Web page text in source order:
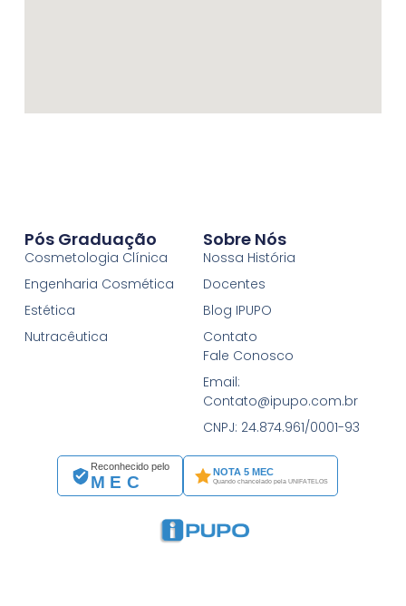
Reconhecido pelo
MEC
NOTA 5 MEC
Quando chancelado pela UNIFATELOS
Pós Graduação
Cosmetologia Clínica
Engenharia Cosmética
Estética
Nutracêutica
Sobre Nós
Nossa História
Docentes
Blog IPUPO
Contato
Fale Conosco
Email:
Contato@ipupo.com.br
CNPJ: 24.874.961/0001-93